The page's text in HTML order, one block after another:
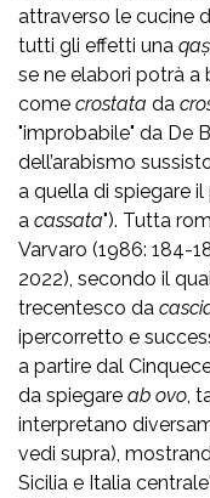
attraverso le cucine
tutti gli effetti una qa
se ne elabori potrà a
come crostata da
"improbabile" da De
dell’arabismo
a quella di spiegare
a cassata"). Tutta
Varvaro (1986: 184-
2022), secondo il
trecentesco da
ipercorretto e
a partire dal
da spiegare ab ovo,
interpretano
vedi supra),
Sicilia e Italia